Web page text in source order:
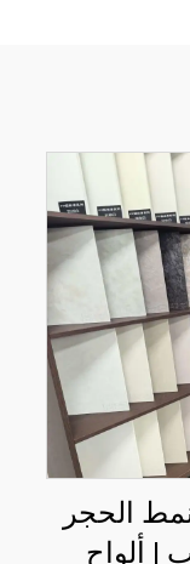
الحجر
| ألواح